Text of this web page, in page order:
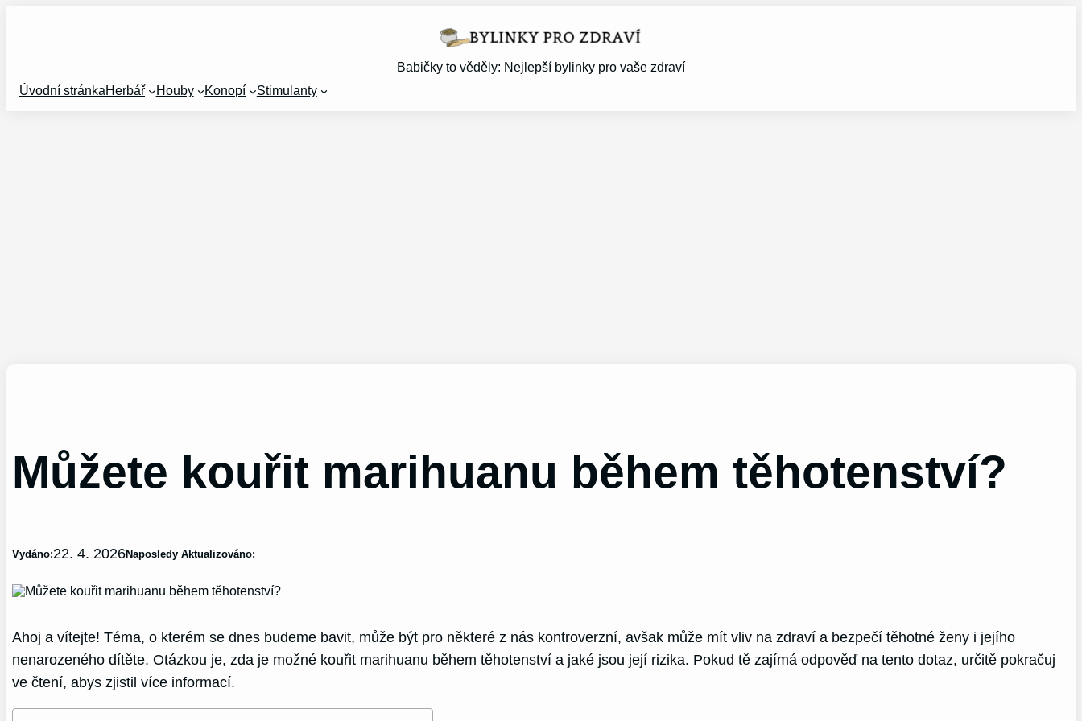
Babičky to věděly: Nejlepší bylinky pro vaše zdraví
Úvodní stránkaHerbář Houby Konopí Stimulanty
Můžete kouřit marihuanu během těhotenství?
Vydáno:22. 4. 2026Naposledy Aktualizováno:
Ahoj a vítejte! Téma, o kterém se dnes budeme bavit, může být pro některé z nás kontroverzní, avšak může mít vliv na zdraví a bezpečí těhotné ženy i jejího
nenarozeného dítěte. Otázkou je, zda je možné kouřit marihuanu během těhotenství a jaké jsou její rizika. Pokud tě zajímá odpověď na tento dotaz, určitě pokračuj
ve čtení, abys zjistil více informací.